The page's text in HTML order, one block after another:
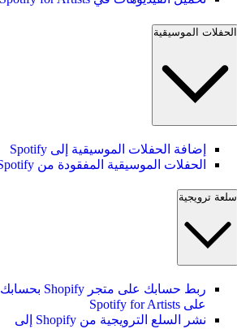
الحفلات الموسيقية
إضافة الحفلات الموسيقية إلى Spotify
الحفلات الموسيقية المفقودة من Spotify
سلعة ترويجية
ربط حسابك على متجر Shopify بحسابك
على Spotify for Artists
نشر السلع الترويجية من Shopify إلى